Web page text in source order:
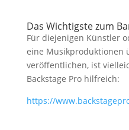
Das Wichtigste zum
Für diejenigen Künstler
eine Musikproduktionen
veröffentlichen, ist
Backstage Pro hilfreich:
https://